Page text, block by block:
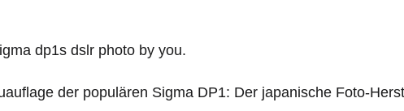
der populären Sigma DP1: Der japanische Foto-